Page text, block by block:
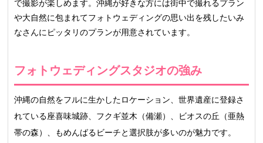
で撮影が楽しめます。沖縄が好きな方には街中で撮れるプラン
や大自然に包まれてフォトウェディングの思い出を残したいみ
なさんにピッタリのプランが用意されています。
フォトウェディングスタジオの強み
沖縄の自然をフルに生かしたロケーション、世界遺産に登録さ
れている座喜味城跡、フクギ並木（備瀬）、ビオスの丘（亜熱
帯の森）、もめんばるビーチと選択肢が多いのが魅力です。